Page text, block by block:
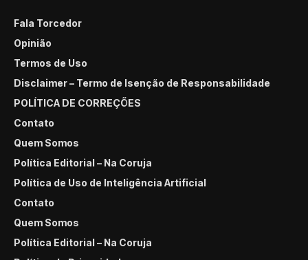
Fala Torcedor
Opinião
Termos de Uso
Disclaimer – Termo de Isenção de Responsabilidade
POLÍTICA DE CORREÇÕES
Contato
Quem Somos
Política Editorial – Na Coruja
Política de Uso de Inteligência Artificial
Contato
Quem Somos
Política Editorial – Na Coruja